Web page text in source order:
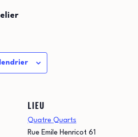
LIEU
Quatre Quarts
Rue Emile Henricot 61